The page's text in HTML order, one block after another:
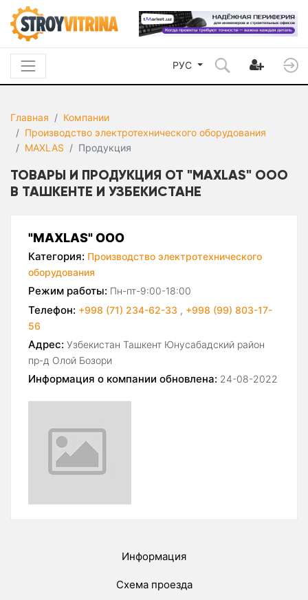
РУС
Главная
Компании
Производство электротехнического оборудования
MAXLAS
Продукция
ТОВАРЫ И ПРОДУКЦИЯ ОТ "MAXLAS" ООО
В ТАШКЕНТЕ И УЗБЕКИСТАНЕ
"MAXLAS" ООО
Категория: Производство электротехнического
оборудования
Режим работы: Пн-пт-9:00-18:00
Телефон: +998 (71) 234-62-33 , +998 (99) 803-17-
56
Адрес: Узбекистан Ташкент Юнусабадский район
пр-д Олой Бозори
Информация о компании обновлена: 24-08-2022
Информация
Схема проезда